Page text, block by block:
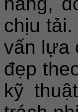
chịu tải.
vấn lựa
đẹp
kỹ